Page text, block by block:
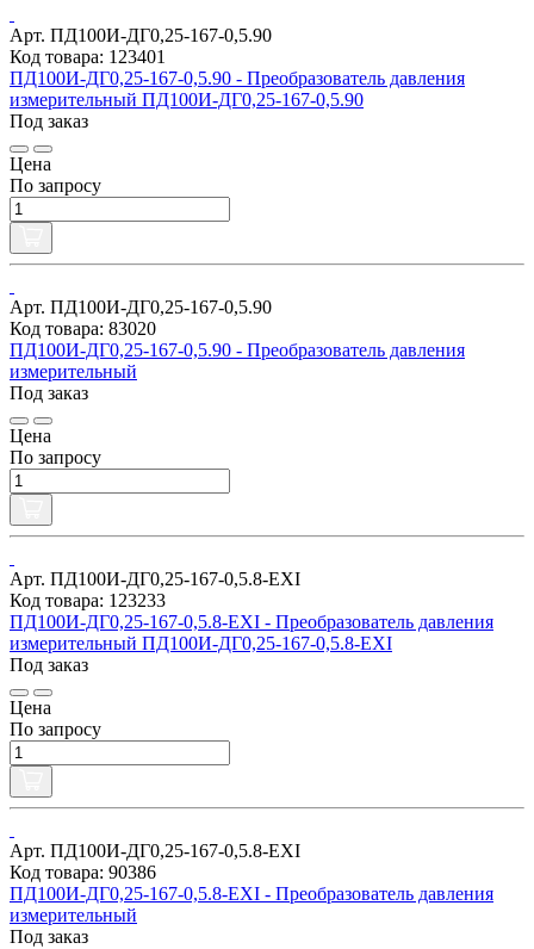
Арт. ПД100И-ДГ0,25-167-0,5.90
Код товара: 123401
ПД100И-ДГ0,25-167-0,5.90 - Преобразователь давления
измерительный ПД100И-ДГ0,25-167-0,5.90
Под заказ
Цена
По запросу
Арт. ПД100И-ДГ0,25-167-0,5.90
Код товара: 83020
ПД100И-ДГ0,25-167-0,5.90 - Преобразователь давления
измерительный
Под заказ
Цена
По запросу
Арт. ПД100И-ДГ0,25-167-0,5.8-ЕХI
Код товара: 123233
ПД100И-ДГ0,25-167-0,5.8-ЕХI - Преобразователь давления
измерительный ПД100И-ДГ0,25-167-0,5.8-ЕХI
Под заказ
Цена
По запросу
Арт. ПД100И-ДГ0,25-167-0,5.8-ЕХI
Код товара: 90386
ПД100И-ДГ0,25-167-0,5.8-ЕХI - Преобразователь давления
измерительный
Под заказ